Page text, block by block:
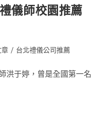
儀師校園推薦
/ 台北禮儀公司推薦
洪于婷，曾是全國第一名